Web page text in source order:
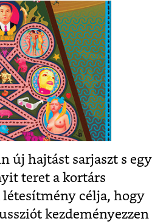
új hajtást sarjaszt s egy
teret a kortárs
létesítmény célja, hogy
kezdeményezzen